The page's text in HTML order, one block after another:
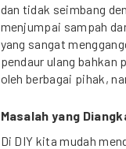
dan tidak seimbang
menjumpai sampah
yang sangat
pendaur ulang bahkan
oleh berbagai pihak,
Masalah yang
Di DIY kita mudah